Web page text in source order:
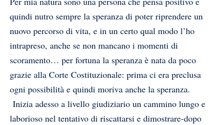
quindi nutro sempre la speranza di poter riprendere un
nuovo percorso di vita, e in un certo qual modo l’ho
intrapreso, anche se non mancano i momenti di
scoramento… per fortuna la speranza è nata da poco
grazie alla Corte Costituzionale: prima ci era preclusa
ogni possibilità e quindi moriva anche la speranza.
Inizia adesso a livello giudiziario un cammino lungo e
laborioso nel tentativo di riscattarsi e dimostrare-dopo